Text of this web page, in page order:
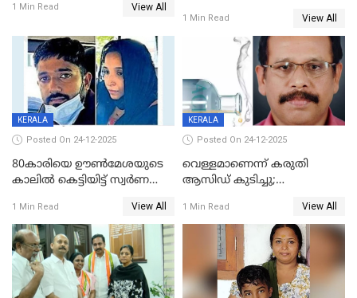
1 Min Read View All
ഗർഭിണിയായ യുവതിക്ക് ക്രൂര
1 Min Read View All
KERALA
Posted On 24-12-2025
80കാരിയെ ഊൺമേശയുടെ
കാലിൽ കെട്ടിയിട്ട് സ്വർണവും
കൊച്ചുമകനും സുഹൃത്തും
അറസ്റ്റിൽ
1 Min Read View All
KERALA
Posted On 24-12-2025
വെള്ളമാണെന്ന് കരുതി
ആസിഡ് കുടിച്ചു;
മരിച്ചു
1 Min Read View All